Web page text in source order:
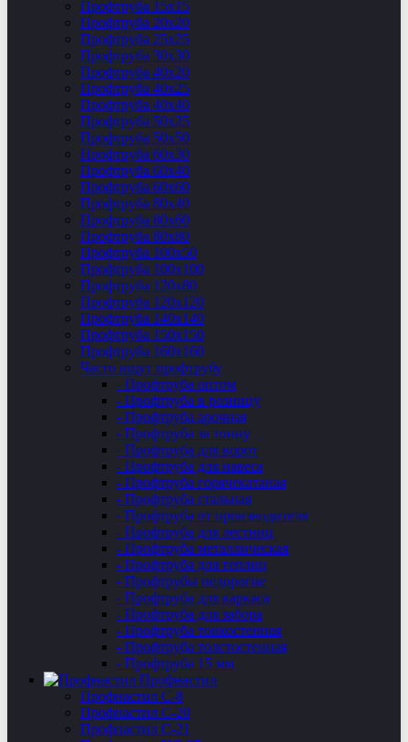
Профтруба 15х15
Профтруба 20х20
Профтруба 25х25
Профтруба 30х30
Профтруба 40х20
Профтруба 40х25
Профтруба 40х40
Профтруба 50х25
Профтруба 50х50
Профтруба 60х30
Профтруба 60х40
Профтруба 60х60
Профтруба 80х40
Профтруба 80х60
Профтруба 80х80
Профтруба 100х50
Профтруба 100х100
Профтруба 120х80
Профтруба 120х120
Профтруба 140х140
Профтруба 150х150
Профтруба 160х160
Часто ищут профтрубу
- Профтруба оптом
- Профтруба в розницу
- Профтруба арочная
- Профтруба за тонну
- Профтруба для ворот
- Профтруба для навеса
- Профтруба горячекатаная
- Профтруба стальная
- Профтруба от производителя
- Профтруба для лестниц
- Профтруба металлическая
- Профтруба для теплиц
- Профтрубы недорогие
- Профтруба для каркаса
- Профтруба для забора
- Профтруба тонкостенная
- Профтруба толстостенная
- Профтруба 15 мм
Профнастил
Профнастил C-8
Профнастил С-20
Профнастил C-21